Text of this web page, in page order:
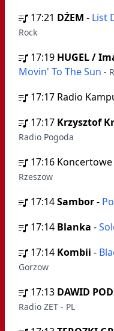
17:21 DŻEM - List
Rock
17:19 HUGEL /
Movin' To The Sun -
17:17 Radio
17:17 Krzysztof
Radio Pogoda
17:16 Koncertowe
Rzeszow
17:14Sambor-
17:14 Blanka -
17:14 Kombii -
Gorzow
17:13 DAWID
Radio ZET - PL